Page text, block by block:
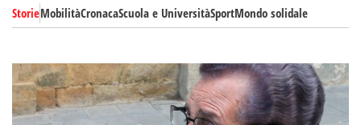
StorieMobilitàCronacaScuola e UniversitàSportMondo solidale